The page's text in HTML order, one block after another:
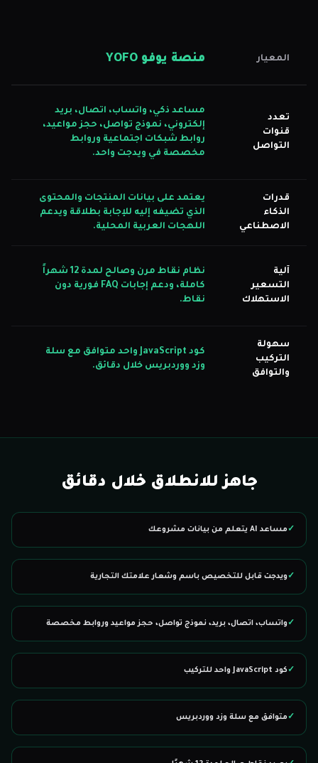
المعيار منصة يوفو YOFO
تعدد
قنوات
التواصل
مساعد ذكي، واتساب، اتصال، بريد
إلكتروني، نموذج تواصل، حجز مواعيد،
روابط شبكات اجتماعية وروابط
مخصصة في ويدجت واحد.
قدرات
الذكاء
الاصطناعي
يعتمد على بيانات المنتجات والمحتوى
الذي تضيفه إليه للإجابة بطلاقة ويدعم
اللهجات العربية المحلية.
آلية
التسعير
الاستهلاك
نظام نقاط مرن وصالح لمدة 12 شهراً
كاملة، ودعم إجابات FAQ فورية دون
نقاط.
سهولة
التركيب
والتوافق
كود JavaScript واحد متوافق مع سلة
وزد ووردبريس خلال دقائق.
جاهز للانطلاق خلال دقائق
✓مساعد AI يتعلم من بيانات مشروعك
✓ويدجت قابل للتخصيص باسم وشعار علامتك التجارية
✓واتساب، اتصال، بريد، نموذج تواصل، حجز مواعيد وروابط مخصصة
✓كود JavaScript واحد للتركيب
✓متوافق مع سلة وزد ووردبريس